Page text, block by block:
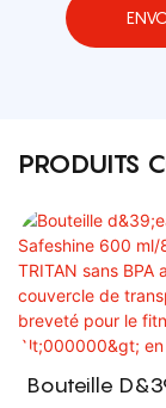
PRODUITS
Bouteille